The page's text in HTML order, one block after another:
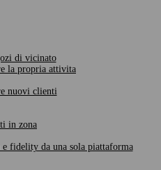
di vicinato
la propria attivita
nuovi clienti
in zona
fidelity da una sola piattaforma